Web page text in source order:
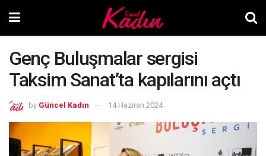
Genç Buluşmalar sergisi
Taksim Sanat’ta kapılarını açtı
by Güncel Kadın 14 Haziran 2024